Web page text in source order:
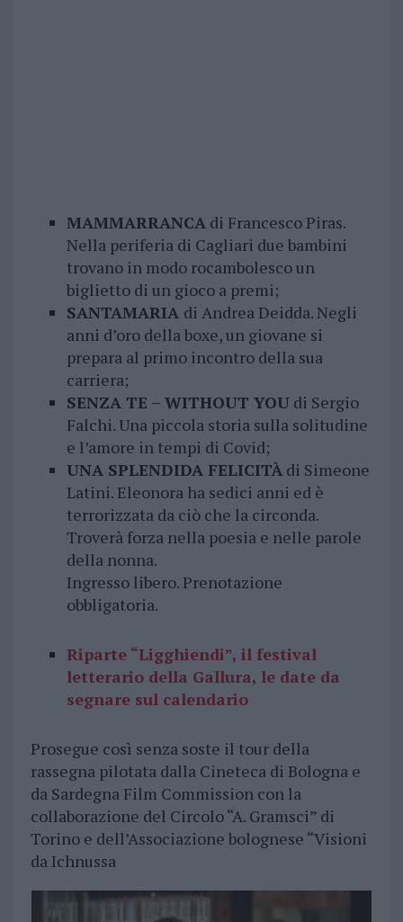
MAMMARRANCAdi Francesco Piras.
Nella periferia di Cagliari due bambini
trovano in modo rocambolesco un
biglietto di un gioco a premi;
SANTAMARIA di Andrea Deidda. Negli
anni d’oro della boxe, un giovane si
prepara al primo incontro della sua
carriera;
SENZA TE – WITHOUT YOUdi Sergio
Falchi. Una piccola storia sulla solitudine
e l’amore in tempi di Covid;
UNA SPLENDIDA FELICITÀdi Simeone
Latini. Eleonora ha sedici anni ed è
terrorizzata da ciò che la circonda.
Troverà forza nella poesia e nelle parole
della nonna.
Ingresso libero. Prenotazione
obbligatoria.
Riparte “Ligghiendi”, il festival
letterario della Gallura, le date da
segnare sul calendario
Prosegue così senza soste il tour della
rassegna pilotata dalla Cineteca di Bologna e
da Sardegna Film Commission con la
collaborazione del Circolo “A. Gramsci” di
Torino e dell’Associazione bolognese “Visioni
da Ichnussa